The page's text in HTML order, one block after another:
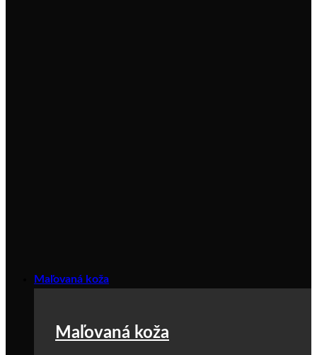
Maľovaná koža
Maľovaná koža